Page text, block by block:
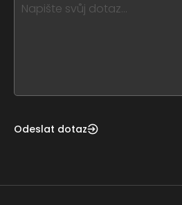
leave
Odeslat dotaz